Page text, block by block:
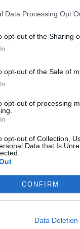
Data Processing Opt
opt-out of the Sharing
opt-out of the Sale of
opt-out of processing
opt-out of Collection,
Data that Is
CONFIRM
Data Deletion
οι
λύση,
πλέον
τακτική
και να
οι
άμεσες
από
των
να κατατεθεί